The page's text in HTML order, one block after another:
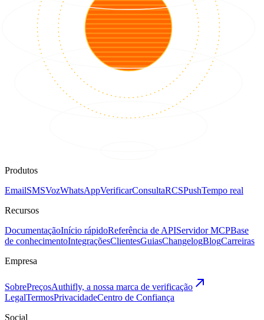
Produtos
EmailSMSVozWhatsAppVerificarConsultaRCSPushTempo real
Recursos
DocumentaçãoInício rápidoReferência de APIServidor MCPBase
de conhecimentoIntegraçõesClientesGuiasChangelogBlogCarreiras
Empresa
SobrePreçosAuthifly, a nossa marca de verificação
LegalTermosPrivacidadeCentro de Confiança
Social